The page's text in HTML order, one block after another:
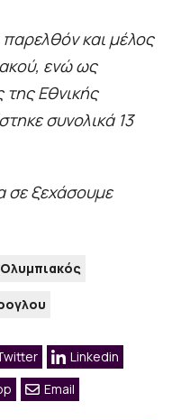
παρελθόν και μέλος
ενώ ως
Εθνικής
συνολικά 13
σε ξεχάσουμε
Ολυμπιακός
Linkedin
Email